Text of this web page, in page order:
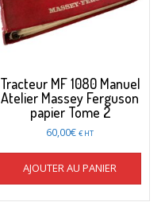
Tracteur MF 1080 Manuel
Atelier Massey Ferguson
papier Tome 2
60,00€ € HT
AJOUTER AU PANIER